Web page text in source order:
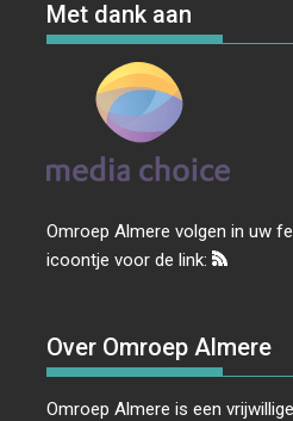
Met dank aan
Omroep Almere volgen in uw
icoontje voor de link:
Over Omroep Almere
Omroep Almere is een